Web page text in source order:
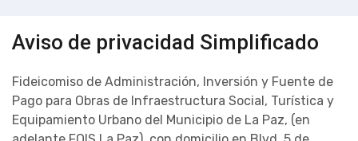
Aviso de privacidad Simplificado
Fideicomiso de Administración, Inversión y Fuente de
Pago para Obras de Infraestructura Social, Turística y
Equipamiento Urbano del Municipio de La Paz, (en